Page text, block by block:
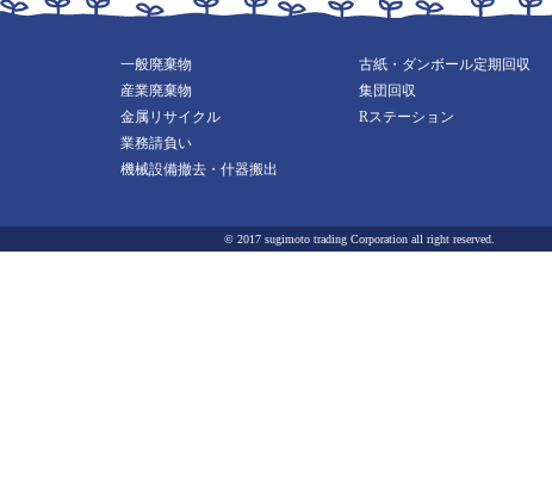
一般廃棄物
産業廃棄物
金属リサイクル
業務請負い
機械設備撤去・什器搬出
古紙・ダンボール定期回収
集団回収
Rステーション
© 2017 sugimoto trading Corporation all right reserved.